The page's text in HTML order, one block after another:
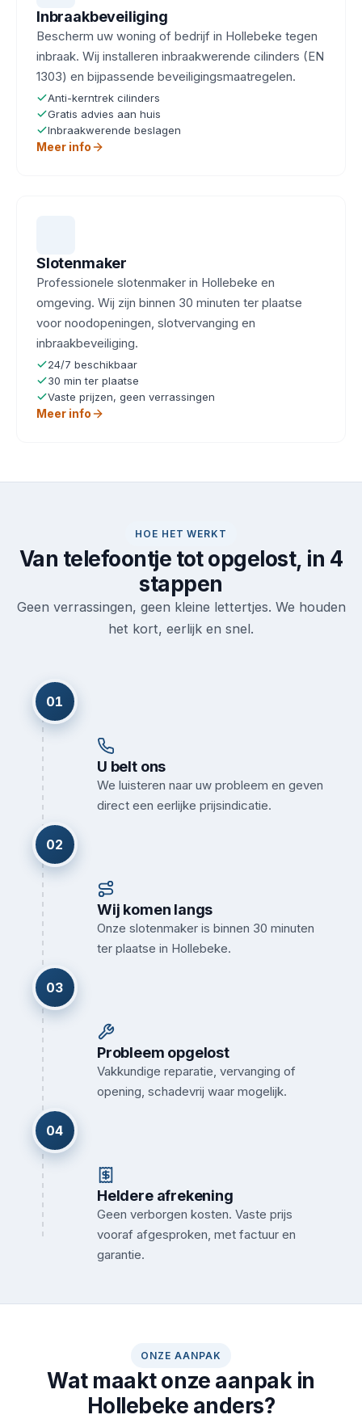
Inbraakbeveiliging
Bescherm uw woning of bedrijf in Hollebeke tegen
inbraak. Wij installeren inbraakwerende cilinders (EN
1303) en bijpassende beveiligingsmaatregelen.
Anti-kerntrek cilinders
Gratis advies aan huis
Inbraakwerende beslagen
Meer info
Slotenmaker
Professionele slotenmaker in Hollebeke en
omgeving. Wij zijn binnen 30 minuten ter plaatse
voor noodopeningen, slotvervanging en
inbraakbeveiliging.
24/7 beschikbaar
30 min ter plaatse
Vaste prijzen, geen verrassingen
Meer info
HOE HET WERKT
Van telefoontje tot opgelost, in 4
stappen
Geen verrassingen, geen kleine lettertjes. We houden
het kort, eerlijk en snel.
01
U belt ons
We luisteren naar uw probleem en geven
direct een eerlijke prijsindicatie.
02
Wij komen langs
Onze slotenmaker is binnen 30 minuten
ter plaatse in Hollebeke.
03
Probleem opgelost
Vakkundige reparatie, vervanging of
opening, schadevrij waar mogelijk.
04
Heldere afrekening
Geen verborgen kosten. Vaste prijs
vooraf afgesproken, met factuur en
garantie.
ONZE AANPAK
Wat maakt onze aanpak in
Hollebeke anders?